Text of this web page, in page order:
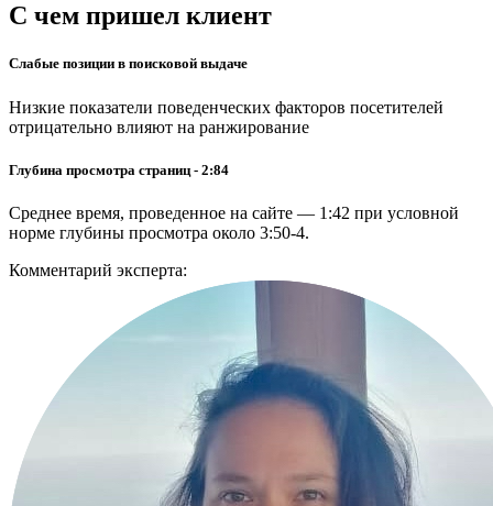
С чем пришел клиент
Слабые позиции в поисковой выдаче
Низкие показатели поведенческих факторов посетителей
отрицательно влияют на ранжирование
Глубина просмотра страниц - 2:84
Среднее время, проведенное на сайте — 1:42 при условной
норме глубины просмотра около 3:50-4.
Комментарий эксперта: